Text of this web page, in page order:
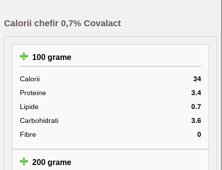
Calorii chefir 0,7% Covalact
100 grame
Calorii
34
Proteine
3.4
Lipide
0.7
Carbohidrati
3.6
Fibre
0
200 grame